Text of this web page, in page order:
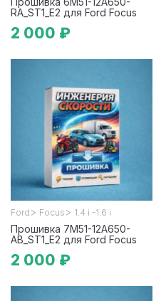
RA_ST1_E2 для Ford Focus
2 000 ₽
Ford > Focus > 1.4 i -1.6 i
Прошивка 7M51-12A650-
AB_ST1_E2 для Ford Focus
2 000 ₽